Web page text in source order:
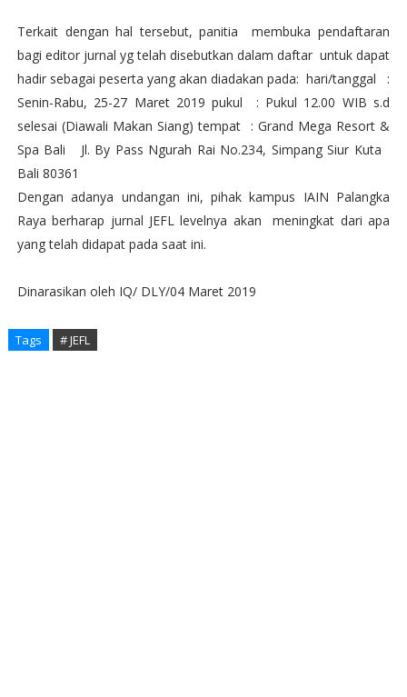
Terkait dengan hal tersebut, panitia membuka pendaftaran
bagi editor jurnal yg telah disebutkan dalam daftar untuk dapat
hadir sebagai peserta yang akan diadakan pada: hari/tanggal :
Senin-Rabu, 25-27 Maret 2019 pukul : Pukul 12.00 WIB s.d
selesai (Diawali Makan Siang) tempat : Grand Mega Resort &
Spa Bali Jl. By Pass Ngurah Rai No.234, Simpang Siur Kuta
Bali 80361
Dengan adanya undangan ini, pihak kampus IAIN Palangka
Raya berharap jurnal JEFL levelnya akan meningkat dari apa
yang telah didapat pada saat ini.
Dinarasikan oleh IQ/ DLY/04 Maret 2019
Tags # JEFL